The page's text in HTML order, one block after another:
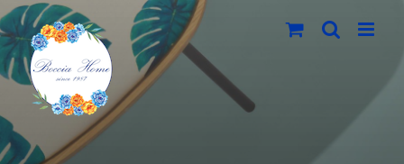
Salta
al
contenuto